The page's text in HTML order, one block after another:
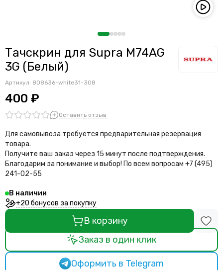
Тачскрин для Supra M74AG
3G (Белый)
Артикул: 808636-white31-308
400 ₽
Оставить отзыв
Для самовывоза требуется предварительная резервация
товара.
Получите ваш заказ через 15 минут после подтверждения.
Благодарим за понимание и выбор! По всем вопросам +7 (495)
241-02-55
В наличии
+20 бонусов за покупку
В корзину
Заказ в один клик
Оформить в Telegram